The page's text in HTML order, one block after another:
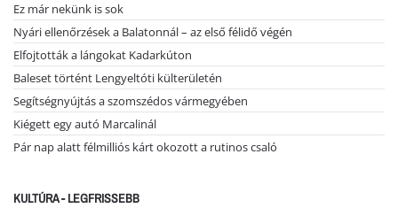
Ez már nekünk is sok
Nyári ellenőrzések a Balatonnál – az első félidő végén
Elfojtották a lángokat Kadarkúton
Baleset történt Lengyeltóti külterületén
Segítségnyújtás a szomszédos vármegyében
Kiégett egy autó Marcalinál
Pár nap alatt félmilliós kárt okozott a rutinos csaló
KULTÚRA - LEGFRISSEBB